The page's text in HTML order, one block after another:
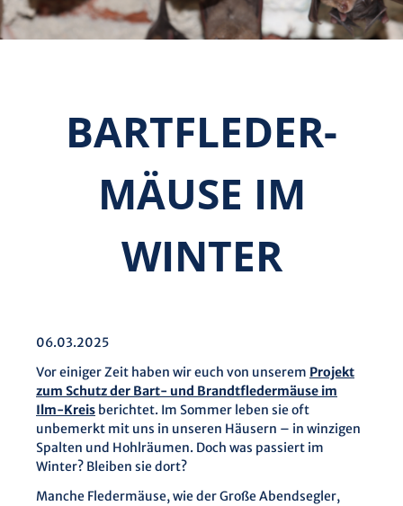
BART­FLEDER­
MÄUSE IM
WINTER
06.03.2025
Vor einiger Zeit haben wir euch von unserem Projekt
zum Schutz der Bart- und Brandtfledermäuse im
Ilm-Kreis berichtet. Im Sommer leben sie oft
unbemerkt mit uns in unseren Häusern – in winzigen
Spalten und Hohlräumen. Doch was passiert im
Winter? Bleiben sie dort?
Manche Fledermäuse, wie der Große Abendsegler,